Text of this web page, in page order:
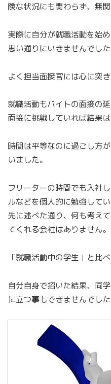
険な状況にも関わらず、無
実際に自分が就職活動を始
思い通りにいきませんでした
よく担当面接官には心に突
就職活動もバイトの面接の
面接に挑戦していれば結果
時間は平等なのに過ごし方
いました。
フリーターの時間でも入社
ルなどを個人的に勉強して
先に述べた通り、何も考え
てくれる会社はありません。
「就職活動中の学生」と比
自分自身で招いた結果、同
に立つ事もできませんでした